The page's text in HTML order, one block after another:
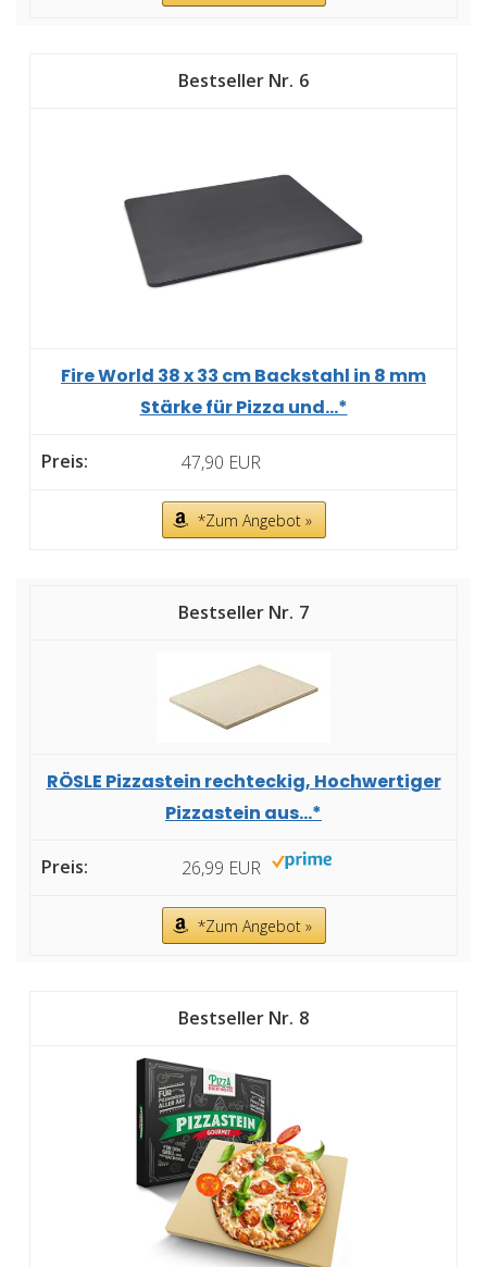
6
Fire World 38 x 33 cm Backstahl in 8 mm
Stärke für Pizza und...*
47,90 EUR
*Zum Angebot »
7
RÖSLE Pizzastein rechteckig, Hochwertiger
Pizzastein aus...*
26,99 EUR
*Zum Angebot »
8